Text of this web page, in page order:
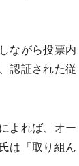
ながら投票内
認証された従
よれば、オー
は「取り組ん